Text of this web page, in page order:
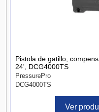
Pistola de gatillo,
24', DCG4000TS
PressurePro
DCG4000TS
Ver